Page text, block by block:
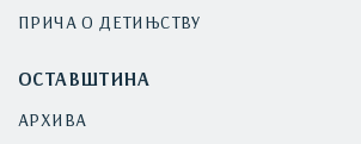
ПРИЧА О ДЕТИЊСТВУ
ОСТАВШТИНА
АРХИВА